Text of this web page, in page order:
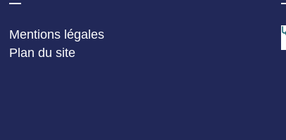
Mentions légales
Plan du site